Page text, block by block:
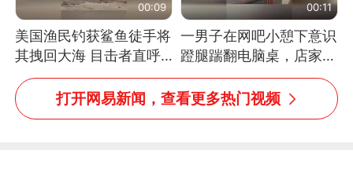
00:09
美国渔民钓获鲨鱼徒手将
其拽回大海 目击者直呼
震惊 （视频来源：参考
消息）
00:11
一男子在网吧小憩下意识
蹬腿踹翻电脑桌，店家3
台显示器与机械臂损坏
打开网易新闻，查看更多热门视频